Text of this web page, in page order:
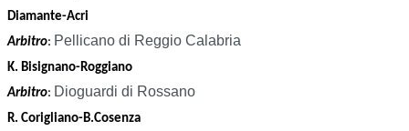
Diamante-Acri
Arbitro: Pellicano di Reggio Calabria
K. Bisignano-Roggiano
Arbitro: Dioguardi di Rossano
R. Corigliano-B.Cosenza